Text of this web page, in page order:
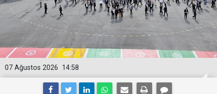
14:58
07 Ağustos 2026